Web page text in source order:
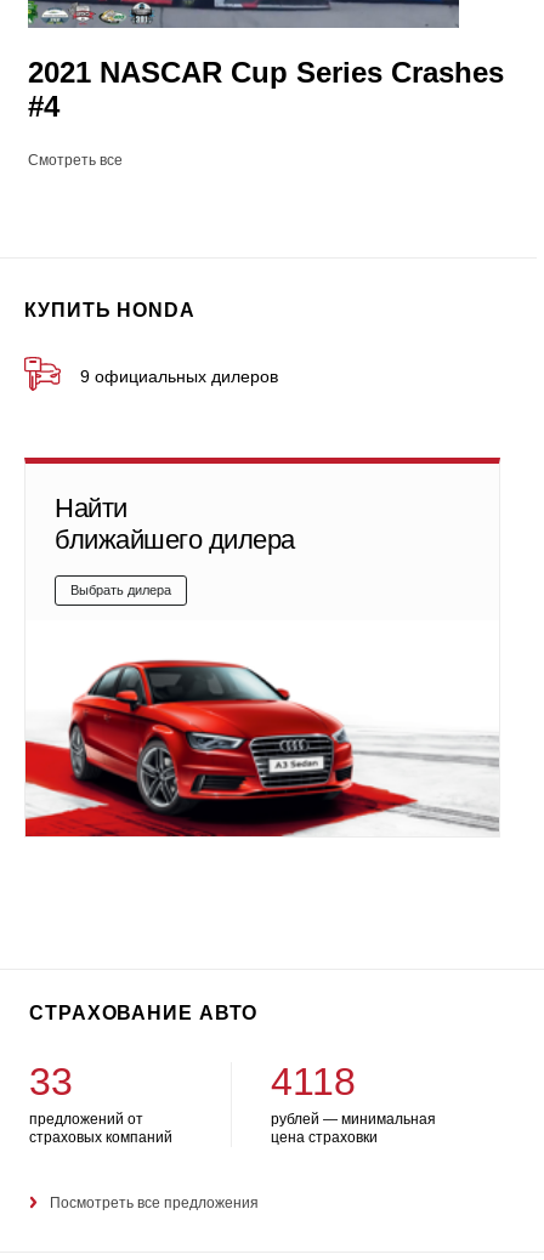
2021 NASCAR Cup Series Crashes
#4
Смотреть все
КУПИТЬ HONDA
9 официальных дилеров
Найти
ближайшего дилера
Выбрать дилера
СТРАХОВАНИЕ АВТО
33
предложений от
страховых компаний
4118
рублей — минимальная
цена страховки
Посмотреть все предложения